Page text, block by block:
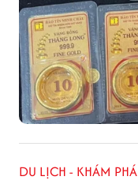
DU LỊCH - KHÁM PHÁ